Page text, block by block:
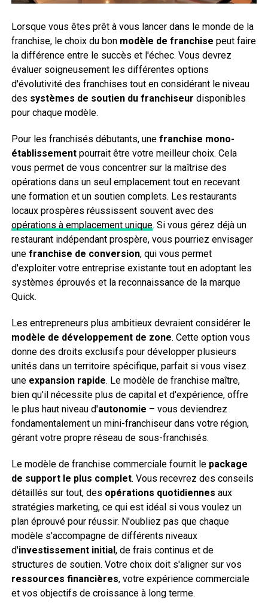
Lorsque vous êtes prêt à vous lancer dans le monde de la
franchise, le choix du bon modèle de franchise peut faire
la différence entre le succès et l'échec. Vous devrez
évaluer soigneusement les différentes options
d'évolutivité des franchises tout en considérant le niveau
des systèmes de soutien du franchiseur disponibles
pour chaque modèle.
Pour les franchisés débutants, une franchise mono-
établissementpourrait être votre meilleur choix. Cela
vous permet de vous concentrer sur la maîtrise des
opérations dans un seul emplacement tout en recevant
une formation et un soutien complets. Les restaurants
locaux prospères réussissent souvent avec des
opérations à emplacement unique. Si vous gérez déjà un
restaurant indépendant prospère, vous pourriez envisager
une franchise de conversion, qui vous permet
d'exploiter votre entreprise existante tout en adoptant les
systèmes éprouvés et la reconnaissance de la marque
Quick.
Les entrepreneurs plus ambitieux devraient considérer le
modèle de développement de zone. Cette option vous
donne des droits exclusifs pour développer plusieurs
unités dans un territoire spécifique, parfait si vous visez
une expansion rapide. Le modèle de franchise maître,
bien qu'il nécessite plus de capital et d'expérience, offre
le plus haut niveau d'autonomie – vous deviendrez
fondamentalement un mini-franchiseur dans votre région,
gérant votre propre réseau de sous-franchisés.
Le modèle de franchise commerciale fournit le package
de support le plus complet. Vous recevrez des conseils
détaillés sur tout, des opérations quotidiennes aux
stratégies marketing, ce qui est idéal si vous voulez un
plan éprouvé pour réussir. N'oubliez pas que chaque
modèle s'accompagne de différents niveaux
d'investissement initial, de frais continus et de
structures de soutien. Votre choix doit s'aligner sur vos
ressources financières, votre expérience commerciale
et vos objectifs de croissance à long terme.